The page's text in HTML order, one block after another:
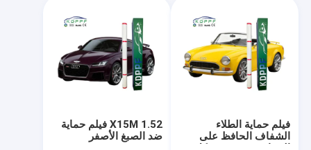
1.52 X15M فيلم حماية
ضد الصبغ الأصفر
فيلم حماية الطلاء
الشفاف الحافظ على